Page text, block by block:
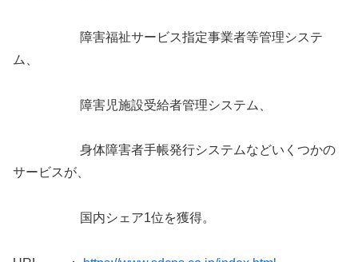
障害福祉サービス指定事業者等管理システ
ム、
障害児施設受給者管理システム、
身体障害者手帳発行システムなどいくつかの
サービスが、
国内シェア1位を獲得。